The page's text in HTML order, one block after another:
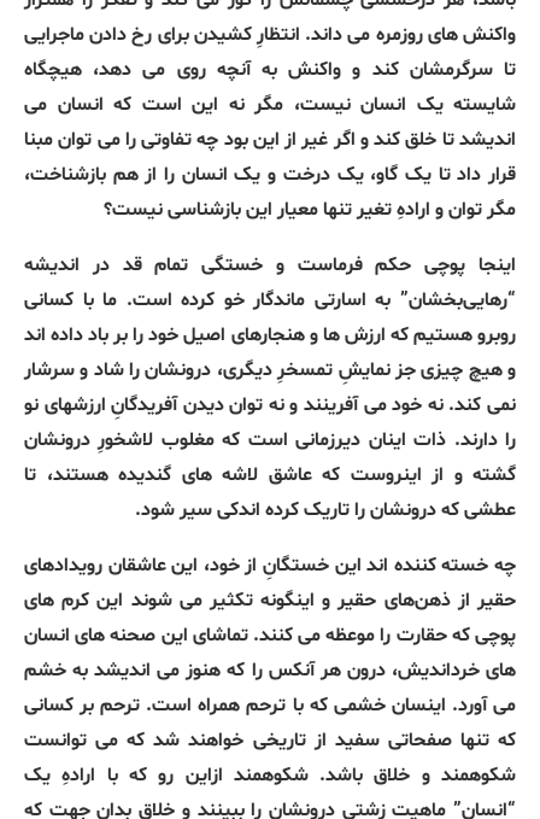
واکنش های روزمره می داند. انتظارِ کشیدن برای رخ دادن ماجرایی
تا سرگرمشان کند و واکنش به آنچه روی می دهد، هیچگاه
شایسته یک انسان نیست، مگر نه این است که انسان می
اندیشد تا خلق کند و اگر غیر از این بود چه تفاوتی را می توان مبنا
قرار داد تا یک گاو، یک درخت و یک انسان را از هم بازشناخت،
مگر توان و ارادهِ تغیر تنها معیار این بازشناسی نیست؟
اینجا پوچی حکم فرماست و خستگی تمام قد در اندیشه
“رهایی‌بخشان” به اسارتی ماندگار خو کرده است. ما با کسانی
روبرو هستیم که ارزش ها و هنجارهای اصیل خود را بر باد داده اند
و هیچ چیزی جز نمایشِ تمسخرِ دیگری، درونشان را شاد و سرشار
نمی کند. نه خود می آفرینند و نه توان دیدن آفریدگانِ ارزشهای نو
را دارند. ذات اینان دیرزمانی است که مغلوب لاشخورِ درونشان
گشته و از اینروست که عاشق لاشه های گندیده هستند، تا
عطشی که درونشان را تاریک کرده اندکی سیر شود.
چه خسته کننده اند این خستگانِ از خود، این عاشقان رویدادهای
حقیر از ذهن‌های حقیر و اینگونه تکثیر می شوند این کرم های
پوچی که حقارت را موعظه می کنند. تماشای این صحنه های انسان
های خرداندیش، درون هر آنکس را که هنوز می اندیشد به خشم
می آورد. اینسان خشمی که با ترحم همراه است. ترحم بر کسانی
که تنها صفحاتی سفید از تاریخی خواهند شد که می توانست
شکوهمند و خلاق باشد. شکوهمند ازاین رو که با ارادهِ یک
“انسان” ماهیت زشتی درونشان را ببینند و خلاق بدان جهت که